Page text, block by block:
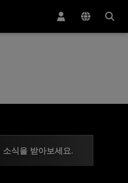
식을 받아보세요.